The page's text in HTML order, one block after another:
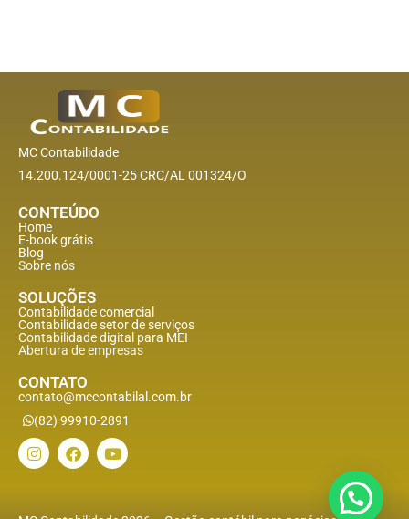
MC Contabilidade
14.200.124/0001-25 CRC/AL 001324/O
CONTEÚDO
Home
E-book grátis
Blog
Sobre nós
SOLUÇÕES
Contabilidade comercial
Contabilidade setor deserviços
Contabilidade digital para MEI
Abertura de empresas
CONTATO
contato@mccontabilal.com.br
(82) 99910-2891